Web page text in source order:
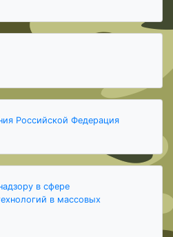
Российской Федерация
в сфере
в массовых